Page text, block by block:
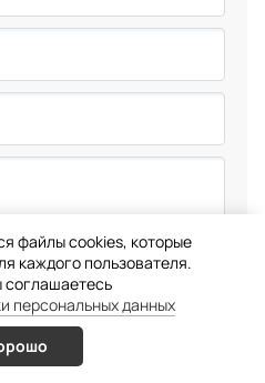
наобработку персональных
файлы cookies, которые
каждого пользователя.
персональных данных
Онлайн запись